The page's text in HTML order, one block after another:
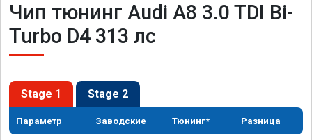
Чип тюнинг Audi A8 3.0 TDI Bi-
Turbo D4 313 лс
Stage 1 Stage 2
Параметр Заводские Тюнинг* Разница